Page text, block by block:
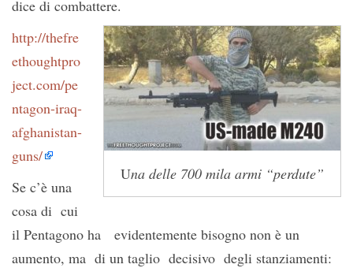
dice di combattere.
Una delle 700 mila armi “perdute”
http://thefre
ethoughtpro
ject.com/pe
ntagon-iraq-
afghanistan-
guns/
Se c’è una
cosa di cui
il Pentagono ha evidentemente bisogno non è un
aumento, ma di un taglio decisivo degli stanziamenti: